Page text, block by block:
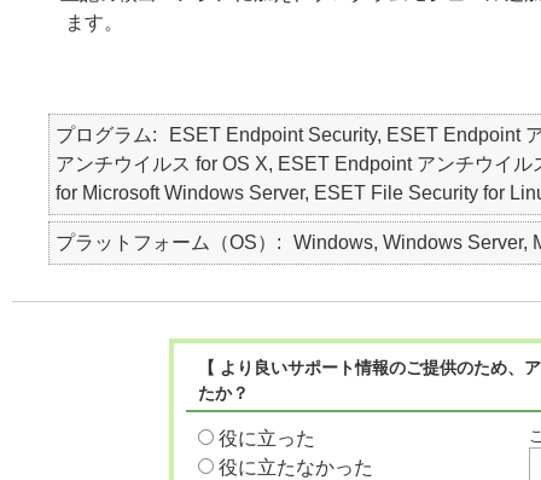
ます。
プログラム
ESET Endpoint Security, ESET Endpoint
アンチウイルス for OS X, ESET Endpoint アンチウイ
for Microsoft Windows Server, ESET File Security for
プラットフォーム（OS） Windows, Windows Server,
【 より良いサポート情報のご提供のため
たか？
役に立った
役に立たなかった